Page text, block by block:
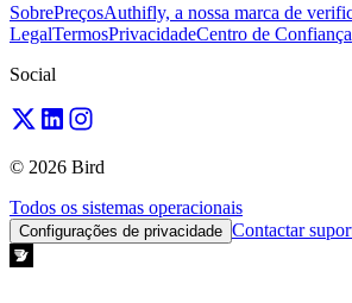
SobrePreçosAuthifly, a nossa marca de
LegalTermosPrivacidadeCentro de Confiança
Social
© 2026 Bird
Todos os sistemas operacionais
Configurações de privacidade Contactar